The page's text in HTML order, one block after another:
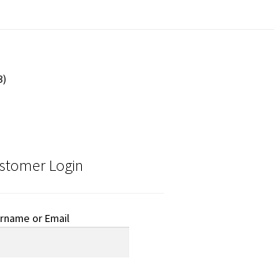
Login
or Email